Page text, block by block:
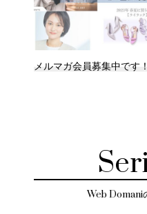
メルマガ会員募集中です！
Web Domani